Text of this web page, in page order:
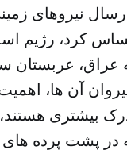
نیروهای
کرد، رژیم
عراق، عربستان
آن ها،
بیشتری
پشت پرده های